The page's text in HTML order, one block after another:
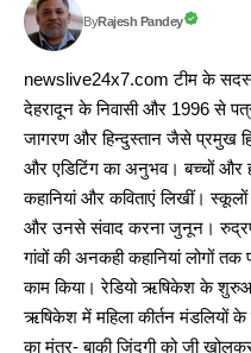
ByRajesh Pandey
newslive24x7.com टीम के
देहरादून के निवासी और 1996 से
जागरण और हिन्दुस्तान जैसे प्रमुख
और एडिटिंग का अनुभव। बच्चों
कहानियां और कविताएं लिखीं।
और उनसे संवाद करना जुनून।
गांवों की अनकही कहानियां लोगों
काम किया। रेडियो ऋषिकेश के
ऋषिकेश में महिला कीर्तन मंडलियों
का मंत्र- बाकी जिंदगी को जी